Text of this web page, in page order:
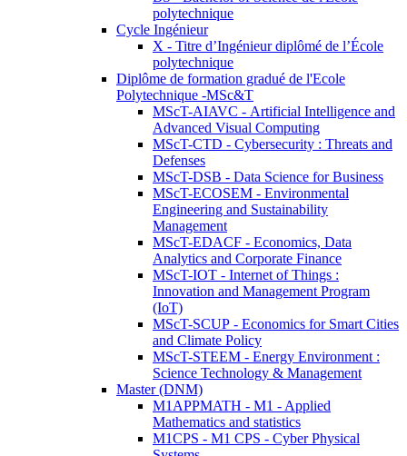
polytechnique
Cycle Ingénieur
X - Titre d’Ingénieur diplômé de l’École
polytechnique
Diplôme de formation gradué de l'Ecole
Polytechnique -MSc&T
MScT-AIAVC - Artificial Intelligence and
Advanced Visual Computing
MScT-CTD - Cybersecurity : Threats and
Defenses
MScT-DSB - Data Science for Business
MScT-ECOSEM - Environmental
Engineering and Sustainability
Management
MScT-EDACF - Economics, Data
Analytics and Corporate Finance
MScT-IOT - Internet of Things :
Innovation and Management Program
(IoT)
MScT-SCUP - Economics for Smart Cities
and Climate Policy
MScT-STEEM - Energy Environment :
Science Technology & Management
Master (DNM)
M1APPMATH - M1 - Applied
Mathematics and statistics
M1CPS - M1 CPS - Cyber Physical